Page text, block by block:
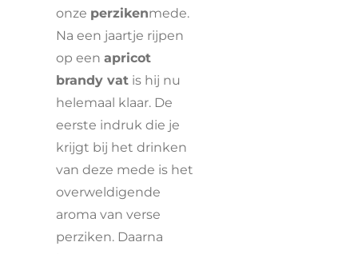
onze perzikenmede.
Na een jaartje rijpen
op een apricot
brandy vat is hij nu
helemaal klaar. De
eerste indruk die je
krijgt bij het drinken
van deze mede is het
overweldigende
aroma van verse
perziken. Daarna